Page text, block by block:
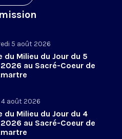
5 août 2026
du Milieu du Jour du 5
au Sacré-Coeur de
août 2026
du Milieu du Jour du 4
au Sacré-Coeur de